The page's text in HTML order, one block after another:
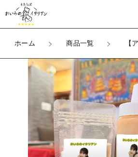
ホーム 商品一覧 【
カートに商品を追加しました
【アンバサダーイベント
ラベル調味料
%e5%95%86%e5%93%81
数量
（税込）
ログイン / 会員登録
お気に入り
すべての商品
Selvielulu
すべて
Selvielulu
上城ウエ販売グッ
コラボ限定商品
こだわり検索
～